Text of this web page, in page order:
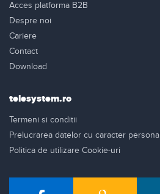
Acces platforma B2B
Despre noi
Cariere
Contact
Download
telesystem.ro
Termeni si conditii
Prelucrarea datelor cu caracter personal
Politica de utilizare Cookie-uri